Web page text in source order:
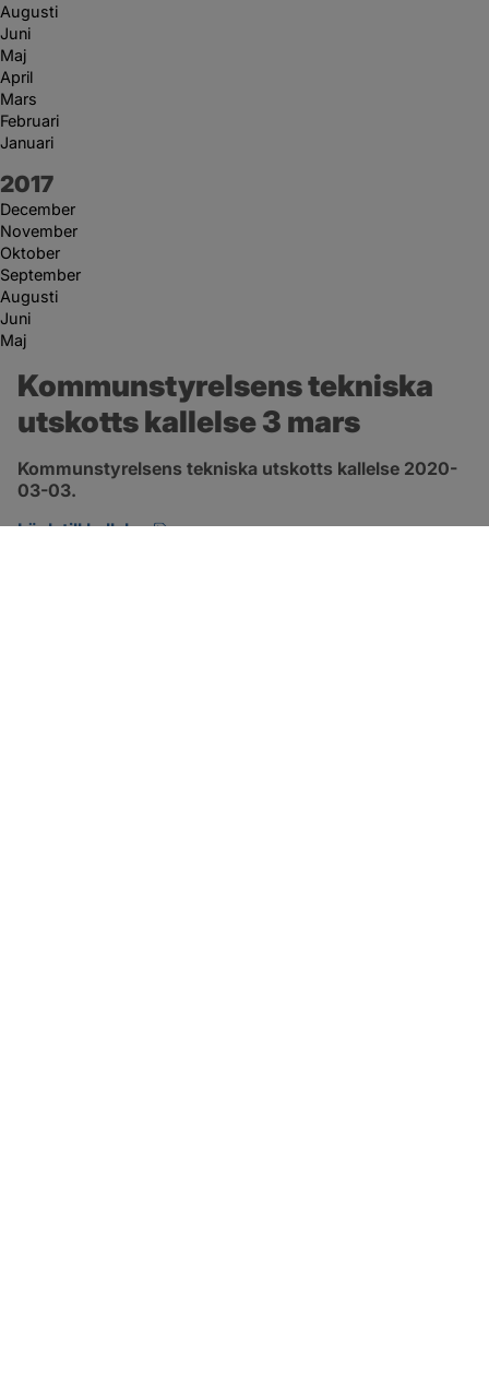
Augusti
Juni
Maj
April
Mars
Februari
Januari
År:
2017
December
November
Oktober
September
Augusti
Juni
Maj
Kommunstyrelsens tekniska
utskotts kallelse 3 mars
Kommunstyrelsens tekniska utskotts kallelse 2020-
03-03.
Länk till kallelse
pdf, öppnas i nytt fönster.